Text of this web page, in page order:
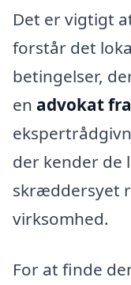
Det er vigtigt
forstår det
betingelser,
en advokat
der kender de
skræddersyet
virksomhed.
For at finde